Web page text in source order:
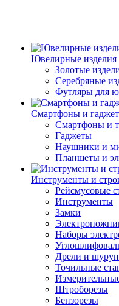
Ювелирные изделия
Золотые
Серебряные
Футляры для
Смартфоны и
Смартфоны и
Гаджеты
Наушники и
Планшеты и
Инструменты и
Рейсмусовые
Инструменты
Замки
Наборы
Дрели и
Точильные
Штроборезы
Бензорезы